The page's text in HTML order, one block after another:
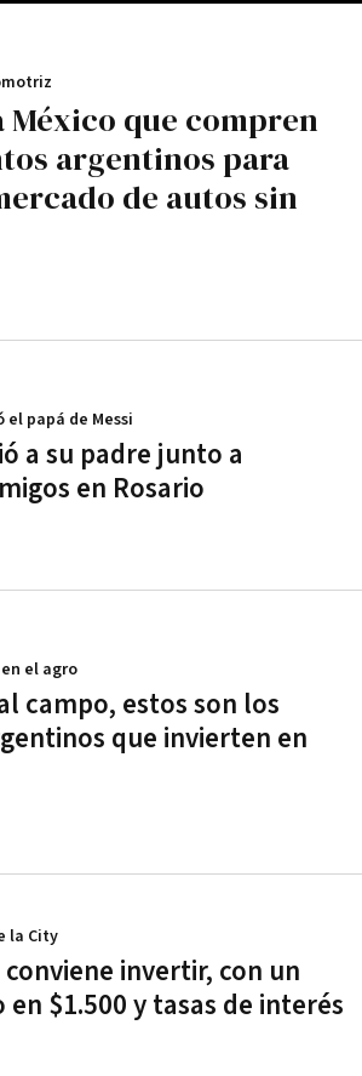
México que compren
argentinos para
de autos sin
campo, estos son los
que invierten en
el agro
conviene invertir, con un
$1.500 y tasas de interés
la City
a su padre junto a
en Rosario
el papá de Messi